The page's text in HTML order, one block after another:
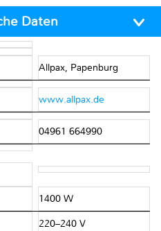
Daten
Allpax, Papenburg
www.allpax.de
04961 664990
1400 W
220–240 V